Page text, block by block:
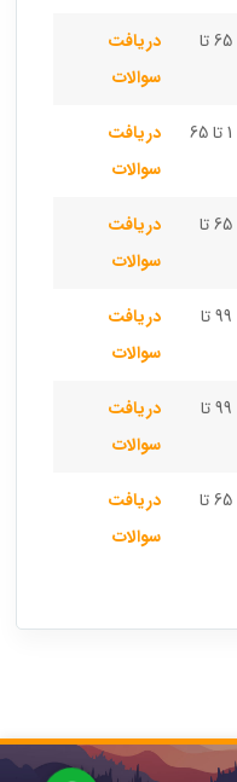
صفحات 65 تا
دریافت
سوالات
دریافت
سوالات
صفحات 65 تا
دریافت
سوالات
صفحات 99 تا
دریافت
سوالات
صفحات 99 تا
دریافت
سوالات
صفحات 65 تا
دریافت
سوالات